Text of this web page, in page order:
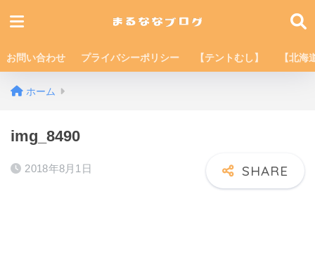
お問い合わせ プライバシーポリシー 【テントむし】 【北海
ホーム
img_8490
2018年8月1日